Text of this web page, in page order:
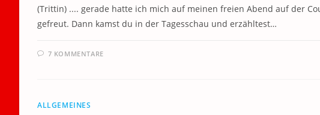
(Trittin) .... gerade hatte ich mich auf meinen freien Abend auf der
gefreut. Dann kamst du in der Tagesschau und erzähltest…
7 KOMMENTARE
ALLGEMEINES